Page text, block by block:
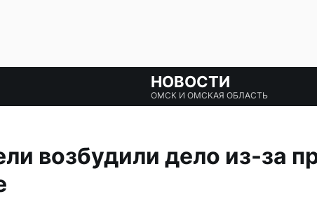
НОВОСТИ
ОМСК И ОМСКАЯ ОБЛАСТЬ
возбудили дело из-за